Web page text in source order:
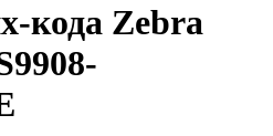
кода Zebra